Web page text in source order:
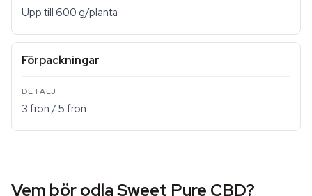
Upp till 600 g/planta
Förpackningar
3 frön / 5 frön
Vem bör odla Sweet Pure CBD?